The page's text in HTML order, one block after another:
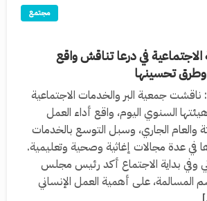
مجتمع
الاجتماعية في درعا تناقش واقع
وطرق تحسينها
ناقشت جمعية البر والخدمات الاجتماعية
السنوي اليوم، واقع أداء العمل
والعام الجاري، وسبل التوسع بالخدمات
في عدة مجالات إغاثية وصحية وتعليمية.
وفي بداية الاجتماع أكد رئيس مجلس
المسالمة، على أهمية العمل الإنساني